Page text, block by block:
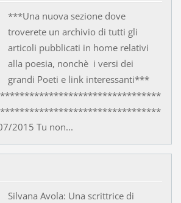
***Una nuova sezione dove
troverete un archivio di tutti gli
articoli pubblicati in home relativi
alla poesia, nonchè i versi dei
grandi Poeti e link interessanti***
2015 Tu non...
Silvana Avola: Una scrittrice di